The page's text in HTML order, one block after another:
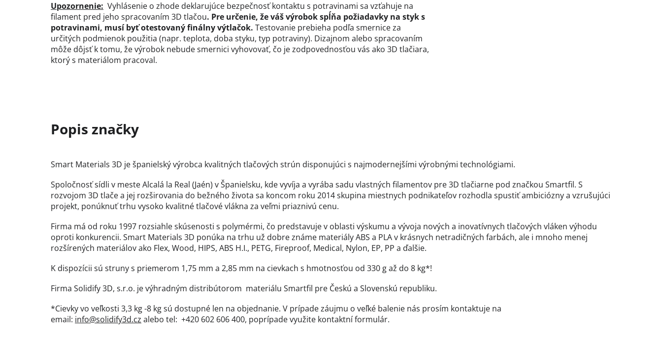
Upozornenie: Vyhlásenie o zhode deklarujúce bezpečnosť kontaktu s potravinami sa vzťahuje na
filament pred jeho spracovaním 3D tlačou. Pre určenie, že váš výrobok spĺňa požiadavky na styk s
potravinami, musí byť otestovaný finálny výtlačok. Testovanie prebieha podľa smernice za
určitých podmienok použitia (napr. teplota, doba styku, typ potraviny). Dizajnom alebo spracovaním
môže dôjsť k tomu, že výrobok nebude smernici vyhovovať, čo je zodpovednosťou vás ako 3D tlačiara,
ktorý s materiálom pracoval.
Smart Materials 3D je španielský výrobca kvalitných tlačových strún disponujúci s najmodernejšími výrobnými technológiami.
Spoločnosť sídli v meste Alcalá la Real (Jaén) v Španielsku, kde vyvíja a vyrába sadu vlastných filamentov pre 3D tlačiarne pod značkou Smartfil. S
rozvojom 3D tlače a jej rozširovania do bežného života sa koncom roku 2014 skupina miestnych podnikateľov rozhodla spustiť ambiciózny a vzrušujúci
projekt, ponúknuť trhu vysoko kvalitné tlačové vlákna za veľmi priaznivú cenu.
Firma má od roku 1997 rozsiahle skúsenosti s polymérmi, čo predstavuje v oblasti výskumu a vývoja nových a inovatívnych tlačových vláken výhodu
oproti konkurencii. Smart Materials 3D ponúka na trhu už dobre známe materiály ABS a PLA v krásnych netradičných farbách, ale i mnoho menej
rozšírených materiálov ako Flex, Wood, HIPS, ABS H.I., PETG, Fireproof, Medical, Nylon, EP, PP a ďalšie.
K dispozícii sú struny s priemerom 1,75 mm a 2,85 mm na cievkach s hmotnosťou od 330 g až do 8 kg*!
Firma Solidify 3D, s.r.o. je výhradným distribútorom materiálu Smartfil pre Českú a Slovenskú republiku.
*Cievky vo veľkosti 3,3 kg -8 kg sú dostupné len na objednanie. V prípade záujmu o veľké balenie nás prosím kontaktuje na
email: info@solidify3d.cz alebo tel: +420 602 606 400, poprípade využite kontaktní formulár.